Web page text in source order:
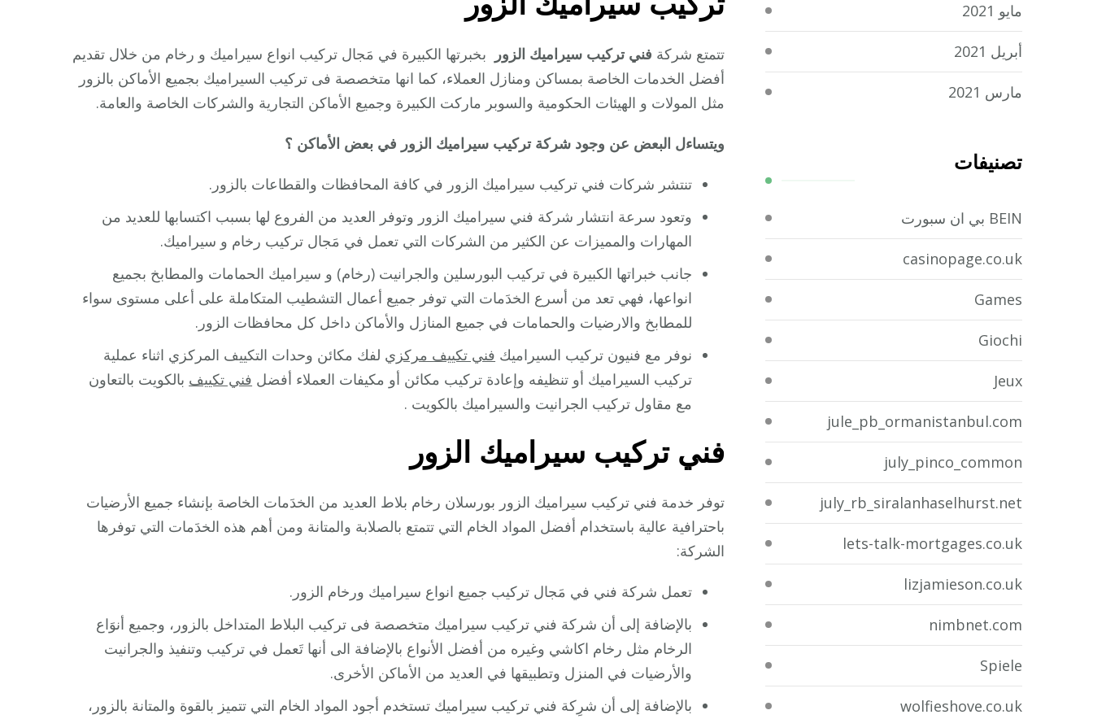
تتمتع شركة فني تركيب سيراميك الزور
بخبرتها الكبيرة في مَجال تركيب انواع سيراميك و رخام من خلال تقديم
أفضل الخدمات الخاصة بمساكن ومنازل العملاء، كما انها متخصصة فى تركيب السيراميك بجميع الأماكن بالزور
مثل المولات و الهيئات الحكومية والسوبر ماركت الكبيرة وجميع الأماكن التجارية والشركات الخاصة والعامة.
ويتساءل البعض عن وجود شركة تركيب سيراميك الزور في بعض الأماكن ؟
تنتشر شركات فني تركيب سيراميك الزور في كافة المحافظات والقطاعات بالزور.
وتعود سرعة انتشار شركة فني سيراميك الزور وتوفر العديد من الفروع لها بسبب اكتسابها للعديد من
المهارات والمميزات عن الكثير من الشركات التي تعمل في مَجال تركيب رخام و سيراميك.
جانب خبراتها الكبيرة في تركيب البورسلين والجرانيت (رخام) و سيراميك الحمامات والمطابخ بجميع
انواعها، فهي تعد من أسرع الخدَمات التي توفر جميع أعمال التشطيب المتكاملة على أعلى مستوى سواء
للمطابخ والارضيات والحمامات في جميع المنازل والأماكن داخل كل محافظات الزور.
نوفر مع فنيون تركيب السيراميك فني تكييف مركزي لفك مكائن وحدات التكييف المركزي اثناء عملية
تركيب السيراميك أو تنظيفه وإعادة تركيب مكائن أو مكيفات العملاء أفضل فني تكييف بالكويت بالتعاون
مع مقاول تركيب الجرانيت والسيراميك بالكويت .
فني تركيب سيراميك الزور
توفر خدمة فني تركيب سيراميك الزور بورسلان رخام بلاط العديد من الخدَمات الخاصة بإنشاء جميع الأرضيات
باحترافية عالية باستخدام أفضل المواد الخام التي تتمتع بالصلابة والمتانة ومن أهم هذه الخدَمات التي توفرها
الشركة:
تعمل شركة فني في مَجال تركيب جميع انواع سيراميك ورخام الزور.
بالإضافة إلى أن شركة فني تركيب سيراميك متخصصة فى تركيب البلاط المتداخل بالزور، وجميع أنوَاع
الرخام مثل رخام اكاشي وغيره من أفضل الأنواع بالإضافة الى أنها تَعمل في تركيب وتنفيذ والجرانيت
والأرضيات في المنزل وتطبيقها في العديد من الأماكن الأخرى.
بالإضافة إلى أن شرِكة فني تركيب سيراميك تستخدم أجود المواد الخام التي تتميز بالقوة والمتانة بالزور،
مايو 2021
أبريل 2021
مارس 2021
تصنيفات
BEIN بي ان سبورت
casinopage.co.uk
Games
Giochi
Jeux
jule_pb_ormanistanbul.com
july_pinco_common
july_rb_siralanhaselhurst.net
lets-talk-mortgages.co.uk
lizjamieson.co.uk
nimbnet.com
Spiele
wolfieshove.co.uk